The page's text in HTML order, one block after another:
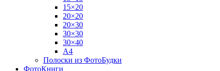
15×20
20×20
20×30
30×30
30×40
A4
Полоски из ФотоБудки
ФотоКниги